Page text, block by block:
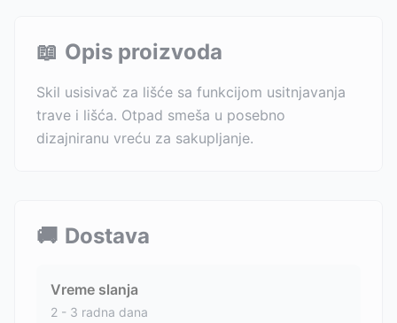
📖 Opis proizvoda
Skil usisivač za lišće sa funkcijom usitnjavanja
trave i lišća. Otpad smeša u posebno
dizajniranu vreću za sakupljanje.
🚚 Dostava
Vreme slanja
2 - 3 radna dana